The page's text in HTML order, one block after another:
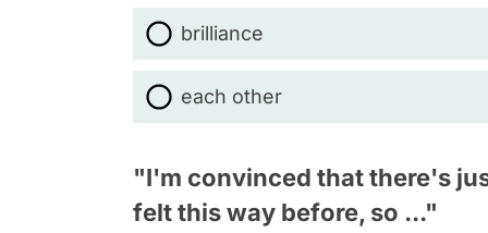
brilliance
each other
"I'm convinced that there's
felt this way before, so ..."